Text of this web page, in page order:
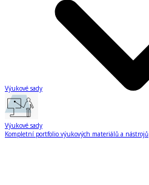
Výukové sady
Výukové sady
Kompletní portfolio výukových materiálů a nástrojů